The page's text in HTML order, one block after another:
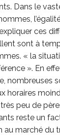
Dans le
ces
sont à
« la
». En
nombreuses
horaires
peu de
reste un
marché du